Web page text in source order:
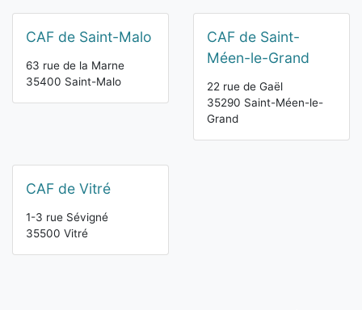
CAF de Saint-Malo
63 rue de la Marne
35400 Saint-Malo
CAF de Saint-
Méen-le-Grand
22 rue de Gaël
35290 Saint-Méen-le-
Grand
CAF de Vitré
1-3 rue Sévigné
35500 Vitré